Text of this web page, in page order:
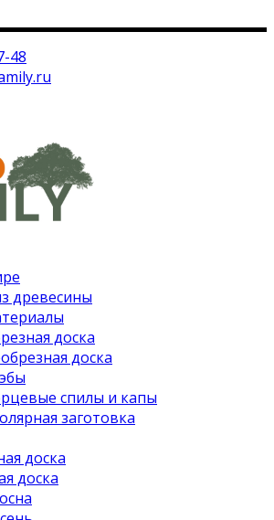
48
древесины
доска
доска
спилы и капы
заготовка
доска
доска